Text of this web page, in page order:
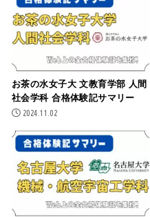
お茶の水女子大 文教育学部 人間
社会学科 合格体験記サマリー
2024.11.02